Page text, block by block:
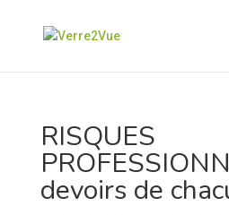
RISQUES
devoirs de